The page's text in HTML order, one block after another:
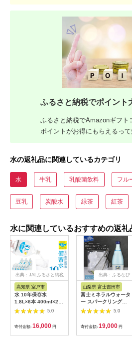
ふるさと納税でポイント
ふるさと納税でAmazonギフト
ポイントがお得にもらえるっ
水の返礼品に関連しているカテゴリ
水 牛乳 乳酸菌飲料 フル
豆乳 炭酸水 緑茶 紅茶
水に関連しているおすすめの返礼
出典：JALふるさと納税
高知県 室戸市
水 10年保存水
1.8L×6本 400ml×24
本セット 計20.4L 10
年保存可能 室戸海洋
深層水100％使用 ミ
ネラルウォーター ペ
ットボトル 長期保存
5.0
寄付金額: 16,000 円
出典：ふるなび
山梨県 富士吉田市
富士ミネラルウォータ
ー スパークリングウ
ォーター 300ml×24
本 保存 防災 備蓄 防
災グッズ ストック
5.0
寄付金額: 19,000 円